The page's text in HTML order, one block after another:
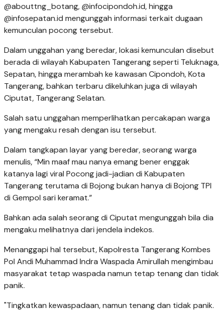
@abouttng_botang, @infocipondoh.id, hingga
@infosepatan.id mengunggah informasi terkait dugaan
kemunculan pocong tersebut.
Dalam unggahan yang beredar, lokasi kemunculan disebut
berada di wilayah Kabupaten Tangerang seperti Teluknaga,
Sepatan, hingga merambah ke kawasan Cipondoh, Kota
Tangerang, bahkan terbaru dikeluhkan juga di wilayah
Ciputat, Tangerang Selatan.
Salah satu unggahan memperlihatkan percakapan warga
yang mengaku resah dengan isu tersebut.
Dalam tangkapan layar yang beredar, seorang warga
menulis, “Min maaf mau nanya emang bener enggak
katanya lagi viral Pocong jadi-jadian di Kabupaten
Tangerang terutama di Bojong bukan hanya di Bojong TPI
di Gempol sari keramat.”
Bahkan ada salah seorang di Ciputat mengunggah bila dia
mengaku melihatnya dari jendela indekos.
Menanggapi hal tersebut, Kapolresta Tangerang Kombes
Pol Andi Muhammad Indra Waspada Amirullah mengimbau
masyarakat tetap waspada namun tetap tenang dan tidak
panik.
"Tingkatkan kewaspadaan, namun tenang dan tidak panik.